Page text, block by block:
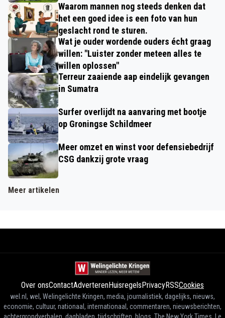
Waarom mannen nog steeds denken dat
het een goed idee is een foto van hun
geslacht rond te sturen.
Wat je ouder wordende ouders écht graag
willen: "Luister zonder meteen alles te
willen oplossen"
Terreur zaaiende aap eindelijk gevangen
in Sumatra
Surfer overlijdt na aanvaring met bootje
op Groningse Schildmeer
Meer omzet en winst voor defensiebedrijf
CSG dankzij grote vraag
Meer artikelen
Over onsContactAdverterenHuisregelsPrivacyRSSCookies
wel.nl, wel, Welingelichte Kringen, media, journalistiek, dagelijks, nieuws,
economie, cultuur, nationaal, internationaal, commentaren, nieuwsberichten,
achtergrondverhalen, dagbladen, tijdschriften, blogs, The New York Times, Le